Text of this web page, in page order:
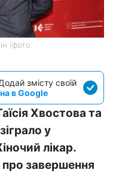
(фото:
змісту своїй
в Google
Хвостова та
у
лікар.
завершення